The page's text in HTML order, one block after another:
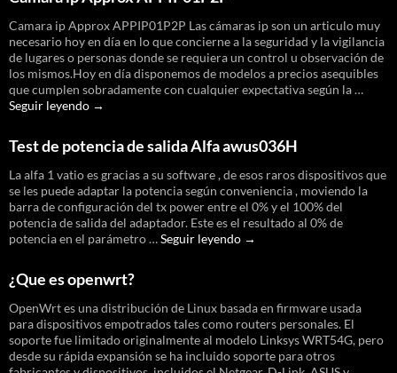
Camara ip Approx APPIP01P2P Las cámaras ip son un articulo muy
necesario hoy en día en lo que concierne a la seguridad y la vigilancia
de lugares o personas donde se requiera un control u observación de
los mismos.Hoy en día disponemos de modelos a precios asequibles
que cumplen sobradamente con cualquier expectativa según la …
Seguir leyendo Camara
APPIP01P2P
→
Test de potencia de salida Alfa awus036H
La alfa 1 vatio es gracias a su software , de esos raros dispositivos que
se les puede adaptar la potencia según conveniencia , moviendo la
barra de configuración del tx power entre el 0% y el 100% del
potencia de salida del adaptador. Este es el resultado al 0% de
potencia en el parámetro …Seguir leyendo Test
salida
Alfa
awus036H
→
¿Que es openwrt?
OpenWrt es una distribución de Linux basada en firmware usada
para dispositivos empotrados tales como routers personales. El
soporte fue limitado originalmente al modelo Linksys WRT54G, pero
desde su rápida expansión se ha incluido soporte para otros